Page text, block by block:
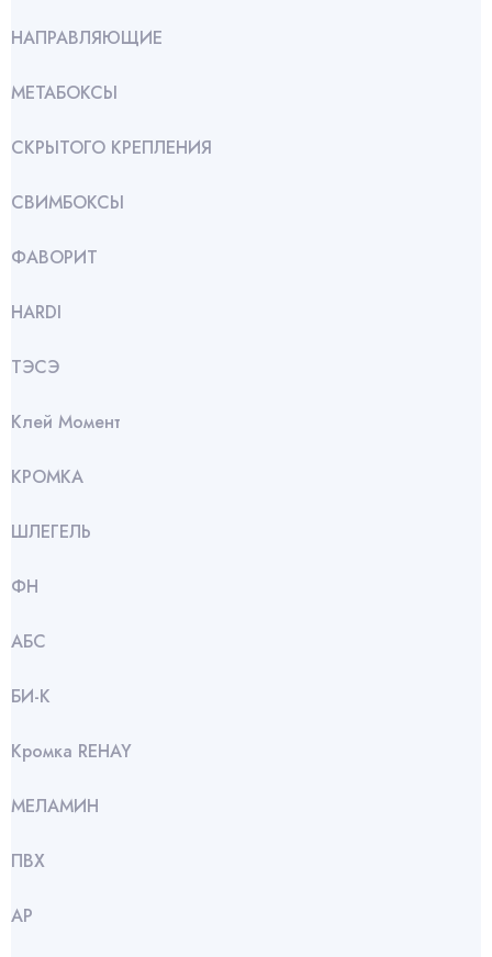
НАПРАВЛЯЮЩИЕ
МЕТАБОКСЫ
СКРЫТОГО КРЕПЛЕНИЯ
СВИМБОКСЫ
ФАВОРИТ
HARDI
ТЭСЭ
Клей Момент
КРОМКА
ШЛЕГЕЛЬ
ФН
АБС
БИ-К
Кромка REHAY
МЕЛАМИН
ПВХ
АР